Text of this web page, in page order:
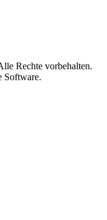
Rechte vorbehalten.
Software.